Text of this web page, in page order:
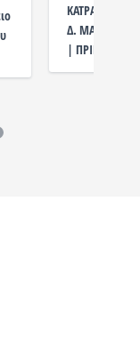
ΚΑΤΡΑΚΕΙΟ -
Δ. ΜΑΚΑΛΙΑΣ -
| ΠΡΙΝ ΚΑΙ